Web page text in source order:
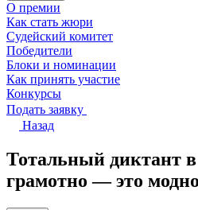
О премии
Как стать жюри
Судейский комитет
Победители
Блоки и номинации
Как принять участие
Конкурсы
Подать заявку
Назад
Тотальный диктант
грамотно — это